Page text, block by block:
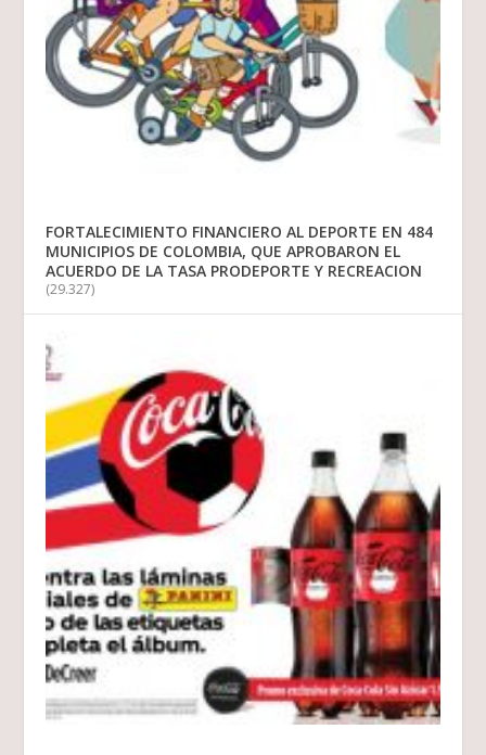
FORTALECIMIENTO FINANCIERO AL DEPORTE EN 484
MUNICIPIOS DE COLOMBIA, QUE APROBARON EL
ACUERDO DE LA TASA PRODEPORTE Y RECREACION
(29.327)